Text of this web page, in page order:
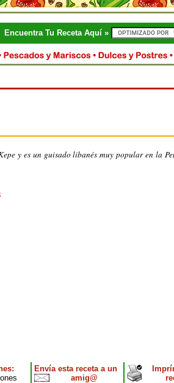
Encuentra Tu Receta Aquí »
y es un guisado libanés muy popular en la
Envía esta receta a un
amig@